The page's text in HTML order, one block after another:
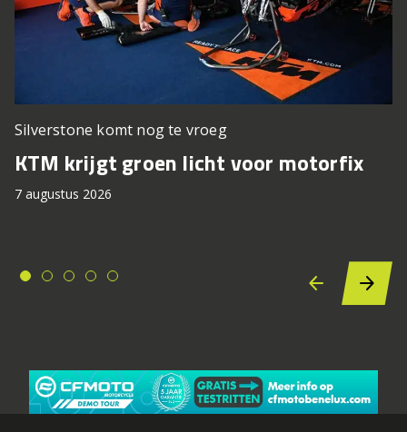
Silverstone komt nog te vroeg
KTM krijgt groen licht voor motorfix
7 augustus 2026